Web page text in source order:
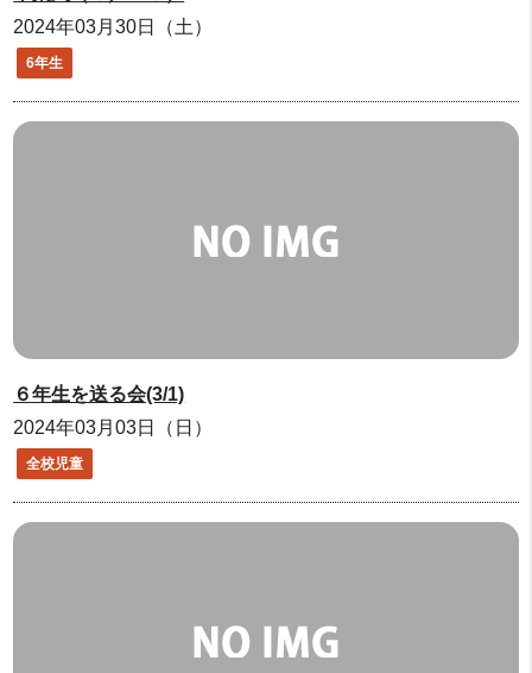
2024年03月30日（土）
6年生
６年生を送る会(3/1)
2024年03月03日（日）
全校児童